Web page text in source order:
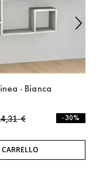
- Bianca
€ - 30%